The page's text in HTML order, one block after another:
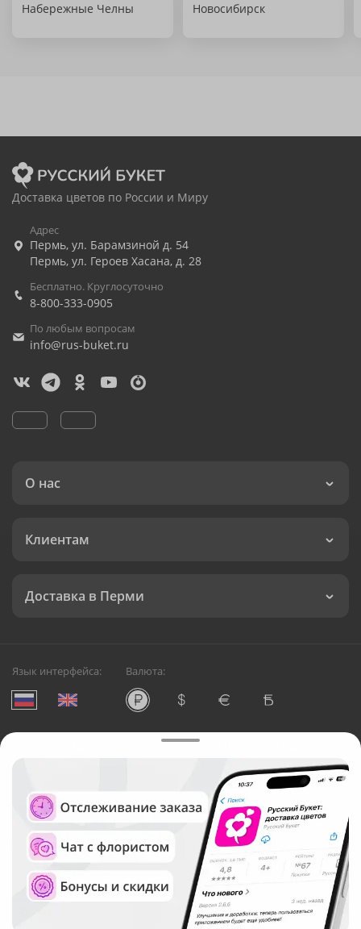
Набережные Челны Новосибирск
Доставка цветов по России и Миру
Адрес
Пермь, ул. Барамзиной д. 54
Пермь, ул. Героев Хасана, д. 28
Бесплатно. Круглосуточно
8-800-333-0905
По любым вопросам
info@rus-buket.ru
О нас
Клиентам
Доставка в Перми
Язык интерфейса: Валюта:
Служба круглосуточной доставки цветов в Перми
Русский Букет, 2026
Общество с ограниченной ответственностью «Технология»
ОГРН: 1195476081745, ИНН: 5410081997
Юридический адрес: г. Новосибирск, ул. Ипподромская,
д.42, оф. 3
Рейтинг Русского букета в г. Пермь